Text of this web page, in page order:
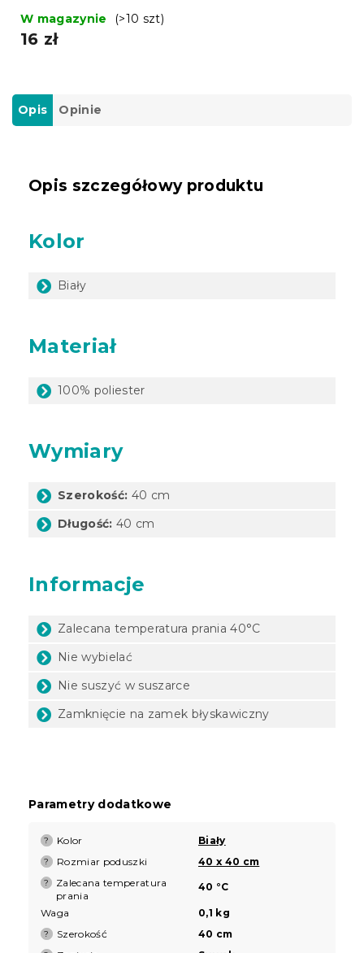
W magazynie
(>10 szt)
16 zł
Opis Opinie
Opis szczegółowy produktu
Kolor
Biały
Materiał
100% poliester
Wymiary
Szerokość: 40 cm
Długość: 40 cm
Informacje
Zalecana temperatura prania 40°C
Nie wybielać
Nie suszyć w suszarce
Zamknięcie na zamek błyskawiczny
Parametry dodatkowe
? Kolor Biały
? Rozmiar poduszki 40 x 40 cm
?
Zalecana temperatura
prania
40 °C
Waga 0,1 kg
? Szerokość 40 cm